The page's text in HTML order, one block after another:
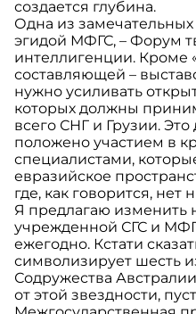
создается глубина.
Одна из
эгидой МФГС, – Форум
интеллигенции. Кроме
составляющей –
нужно усиливать
которых должны
всего СНГ и Грузии.
положено участием в
специалистами,
евразийское
где, как говорится, нет
Я предлагаю изменить
учрежденной СГС и
ежегодно. Кстати
символизирует шесть
Содружества
от этой звездности,